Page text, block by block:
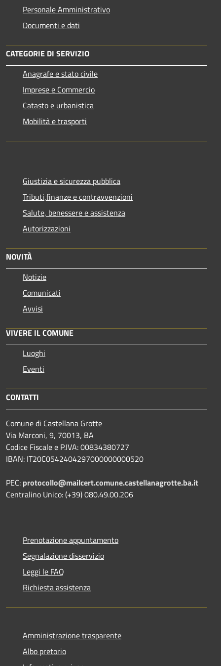
Personale Amministrativo
Documenti e dati
CATEGORIE DI SERVIZIO
Anagrafe e stato civile
Imprese e Commercio
Catasto e urbanistica
Mobilità e trasporti
Giustizia e sicurezza pubblica
Tributi,finanze e contravvenzioni
Salute, benessere e assistenza
Autorizzazioni
NOVITÀ
Notizie
Comunicati
Avvisi
VIVERE IL COMUNE
Luoghi
Eventi
CONTATTI
Comune di Castellana Grotte
Via Marconi, 9, 70013, BA
Codice Fiscale e P.IVA: 00834380727
IBAN: IT20C0542404297000000000520
PEC: protocollo@mailcert.comune.castellanagrotte.ba.it
Centralino Unico: (+39) 080.49.00.206
Prenotazione appuntamento
Segnalazione disservizio
Leggi le FAQ
Richiesta assistenza
Amministrazione trasparente
Albo pretorio